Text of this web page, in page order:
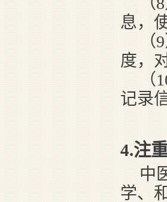
息，
度，
记录
4.注
中
学、